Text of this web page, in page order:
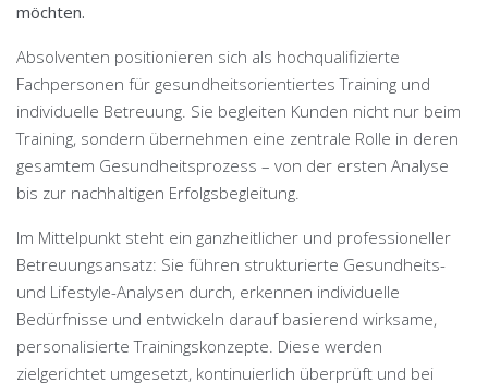
möchten.
Absolventen positionieren sich als hochqualifizierte
Fachpersonen für gesundheitsorientiertes Training und
individuelle Betreuung. Sie begleiten Kunden nicht nur beim
Training, sondern übernehmen eine zentrale Rolle in deren
gesamtem Gesundheitsprozess – von der ersten Analyse
bis zur nachhaltigen Erfolgsbegleitung.
Im Mittelpunkt steht ein ganzheitlicher und professioneller
Betreuungsansatz: Sie führen strukturierte Gesundheits-
und Lifestyle-Analysen durch, erkennen individuelle
Bedürfnisse und entwickeln darauf basierend wirksame,
personalisierte Trainingskonzepte. Diese werden
zielgerichtet umgesetzt, kontinuierlich überprüft und bei